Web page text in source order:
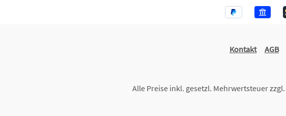
Kontakt AGB
Alle Preise inkl. gesetzl. Mehrwertsteuer zzgl.